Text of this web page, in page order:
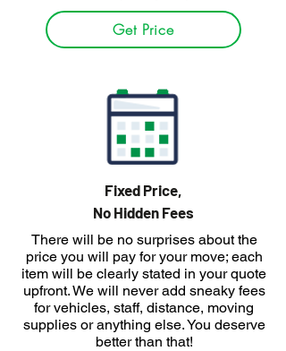
Get Price
Fixed Price,
No Hidden Fees
There will be no surprises about the
price you will pay for your move; each
item will be clearly stated in your quote
upfront. We will never add sneaky fees
for vehicles, staff, distance, moving
supplies or anything else. You deserve
better than that!